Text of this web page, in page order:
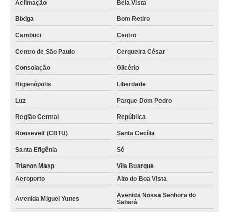
Aclimação Bela Vista
Bixiga Bom Retiro
Cambuci Centro
Centro de São Paulo Cerqueira César
Consolação Glicério
Higienópolis Liberdade
Luz Parque Dom Pedro
Região Central República
Roosevelt (CBTU) Santa Cecília
Santa Efigênia Sé
Trianon Masp
Vila Buarque
Aeroporto
Alto do Boa Vista
Avenida Miguel Yunes
Avenida Nossa Senhora do
Sabará